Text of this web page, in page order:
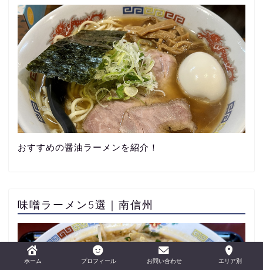
おすすめの醤油ラーメンを紹介！
味噌ラーメン5選｜南信州
ホーム プロフィール お問い合わせ エリア別